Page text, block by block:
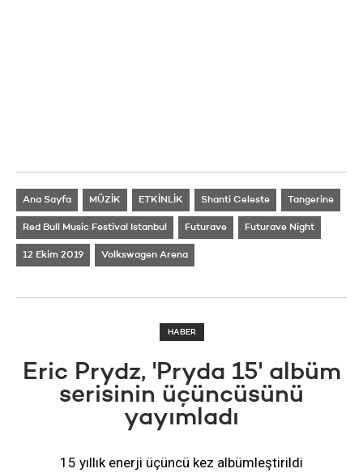
Ana Sayfa MÜZİK ETKİNLİK Shanti Celeste Tangerine
Red Bull Music Festival Istanbul Futurave Futurave Night
12 Ekim 2019 Volkswagen Arena
HABER
Eric Prydz, 'Pryda 15' albüm
serisinin üçüncüsünü
yayımladı
15 yıllık enerji üçüncü kez albümleştirildi